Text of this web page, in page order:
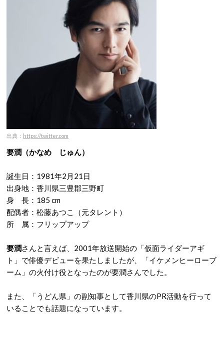
出典： https://twitter.com
要潤（かなめ じゅん）
誕生日：1981年2月21日
出身地：香川県三豊郡三野町
身 長：185 cm
配偶者：松藤あつこ（元タレント）
所 属：フリップアップ
要潤さんと言えば、2001年放送開始の「仮面ライダーアギ
ト」で俳優デビューを果たしましたが、「イケメンヒーローブ
ーム」の火付け役となったのが要潤さんでした。
また、「うどん県」の副知事として香川県のPR活動を行って
いることでも話題になっています。